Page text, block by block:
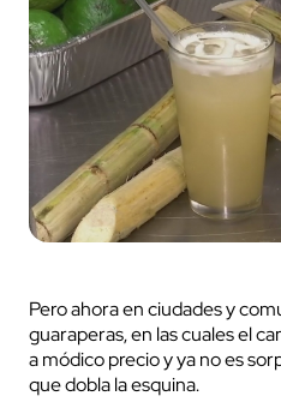
Pero ahora en ciudades y
guaraperas, en las cuales el
a módico precio y ya no es
que dobla la esquina.